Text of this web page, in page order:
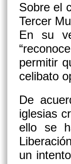
Sobre el
Tercer
En su
permitir
celibato
De
iglesias
ello se
un